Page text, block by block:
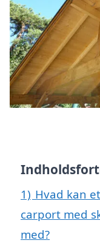
1) Hvad kan
carport med
med?